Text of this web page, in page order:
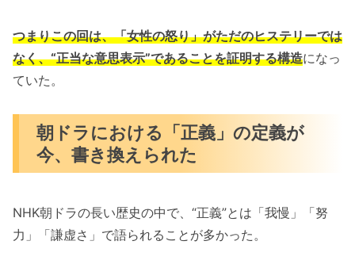
つまりこの回は、「女性の怒り」がただのヒステリーでは
なく、“正当な意思表示”であることを証明する構造になっ
ていた。
朝ドラにおける「正義」の定義が
今、書き換えられた
NHK朝ドラの長い歴史の中で、“正義”とは「我慢」「努
力」「謙虚さ」で語られることが多かった。